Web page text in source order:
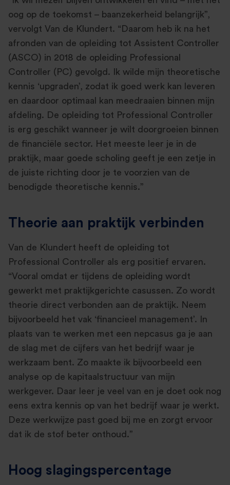
oog op de toekomst – baanzekerheid belangrijk”,
vervolgt Van de Klundert. “Daarom heb ik na het
afronden van de opleiding tot Assistent Controller
(ASCO) in 2018 de opleiding Professional
Controller (PC) gevolgd. Ik wilde mijn theoretische
kennis ‘upgraden’, zodat ik goed werk kan leveren
en daardoor optimaal kan meedraaien binnen mijn
afdeling. De opleiding tot Professional Controller
is erg geschikt wanneer je wilt doorgroeien binnen
de financiële sector. Het meeste leer je in de
praktijk, maar goede scholing geeft je een zetje in
de juiste richting door je te voorzien van de
benodigde theoretische kennis.”
Theorie aan praktijk verbinden
Van de Klundert heeft de opleiding tot
Professional Controller als erg positief ervaren.
“Vooral omdat er tijdens de opleiding wordt
gewerkt met praktijkgerichte casussen. Zo wordt
theorie direct verbonden aan de praktijk. Neem
bijvoorbeeld het vak ‘financieel management’. In
plaats van te werken met een nepcasus ga je aan
de slag met de cijfers van het bedrijf waar je
werkzaam bent. Zo maakte ik bijvoorbeeld een
analyse op de kapitaalstructuur van mijn
werkgever. Daar leer je veel van en je doet ook nog
eens extra kennis op van het bedrijf waar je werkt.
Deze werkwijze past goed bij me en zorgt ervoor
dat ik de stof beter onthoud.”
Hoog slagingspercentage